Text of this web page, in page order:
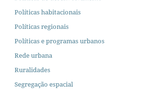
Políticas habitacionais
Políticas regionais
Políticas e programas urbanos
Rede urbana
Ruralidades
Segregação espacial